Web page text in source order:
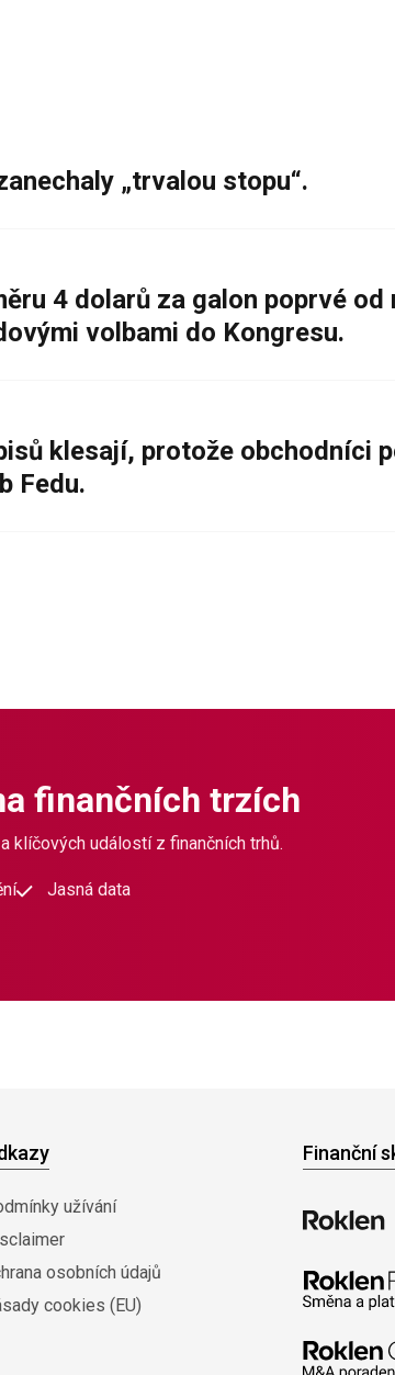
„trvalou stopu“.
4 dolarů za galon poprvé
volbami do Kongresu.
klesají, protože obchodníci
Fedu.
finančních trzích
klíčových událostí z finančních trhů.
Jasná data
užívání
osobních údajů
cookies (EU)
Finanční